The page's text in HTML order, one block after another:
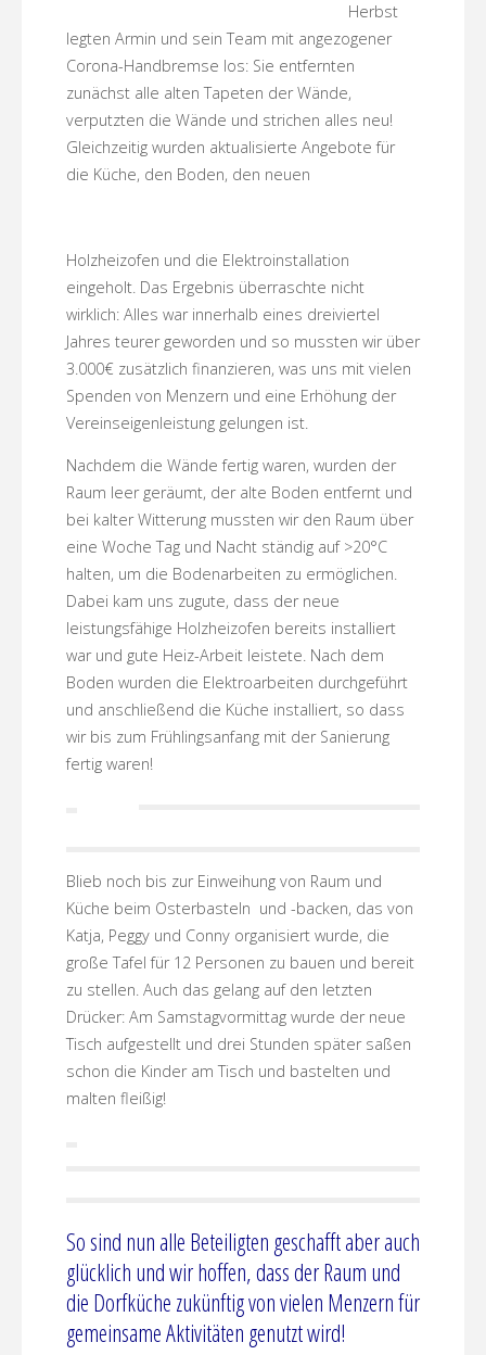
Herbst
legten Armin und sein Team mit angezogener
Corona-Handbremse los: Sie entfernten
zunächst alle alten Tapeten der Wände,
verputzten die Wände und strichen alles neu!
Gleichzeitig wurden aktualisierte Angebote für
die Küche, den Boden, den neuen
Holzheizofen und die Elektroinstallation
eingeholt. Das Ergebnis überraschte nicht
wirklich: Alles war innerhalb eines dreiviertel
Jahres teurer geworden und so mussten wir über
3.000€ zusätzlich finanzieren, was uns mit vielen
Spenden von Menzern und eine Erhöhung der
Vereinseigenleistung gelungen ist.
Nachdem die Wände fertig waren, wurden der
Raum leer geräumt, der alte Boden entfernt und
bei kalter Witterung mussten wir den Raum über
eine Woche Tag und Nacht ständig auf >20°C
halten, um die Bodenarbeiten zu ermöglichen.
Dabei kam uns zugute, dass der neue
leistungsfähige Holzheizofen bereits installiert
war und gute Heiz-Arbeit leistete. Nach dem
Boden wurden die Elektroarbeiten durchgeführt
und anschließend die Küche installiert, so dass
wir bis zum Frühlingsanfang mit der Sanierung
fertig waren!
Blieb noch bis zur Einweihung von Raum und
Küche beim Osterbasteln und -backen, das von
Katja, Peggy und Conny organisiert wurde, die
große Tafel für 12 Personen zu bauen und bereit
zu stellen. Auch das gelang auf den letzten
Drücker: Am Samstagvormittag wurde der neue
Tisch aufgestellt und drei Stunden später saßen
schon die Kinder am Tisch und bastelten und
malten fleißig!
So sind nun alle Beteiligten geschafft aber auch
glücklich und wir hoffen, dass der Raum und
die Dorfküche zukünftig von vielen Menzern für
gemeinsame Aktivitäten genutzt wird!